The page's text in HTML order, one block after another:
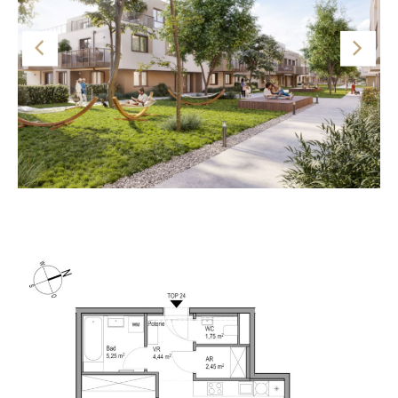
// DAS PROJEKT AM RAIN 6
Wohnen Sie nahe dem Badeteich Hirschstetten und
erreichen Sie öffentlich in 35min den Stephansplatz!
Das Premium-Wohnprojekt von HÜBL & PARTNER, liegt
eingebettet zwischen Stadt und Natur, nahe dem
Badeteich Hirschstetten und begeistert mit seiner rund
4.700m² grünen Anger-Allee.
Die Spazierwege verbinden, gesäumt von Blütenhecken,
Blumen und Bäumen, die 157 Wohnungen, welche auf
In dem Premium-Projekt entsteht aus Naturelementen
und moderner, zeitloser Architektur ein Wohnambiente
von herausragender Qualität. Mit der Farbpalette aus
sanften Sandtönen und Perlbeige schafft HÜBL &
PARTNER einen Ort des Wohlbefindens und der
Begegnung. Die Farben harmonieren perfekt mit dem
vielseitig begrünten Garten und seinen Spazierwegen
sowie Sitzgelegenheiten.